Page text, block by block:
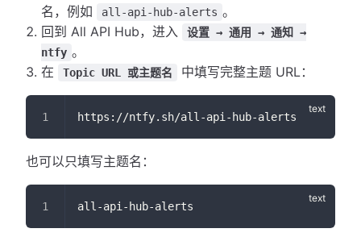
名，例如
all-api-hub-alerts 。
回到 All API Hub，进入
设置 → 通用 → 通知 →
ntfy 。
在
Topic URL 或主题名 中填写完整主题 URL：
https://ntfy.sh/all-api-hub-alerts
也可以只填写主题名：
all-api-hub-alerts